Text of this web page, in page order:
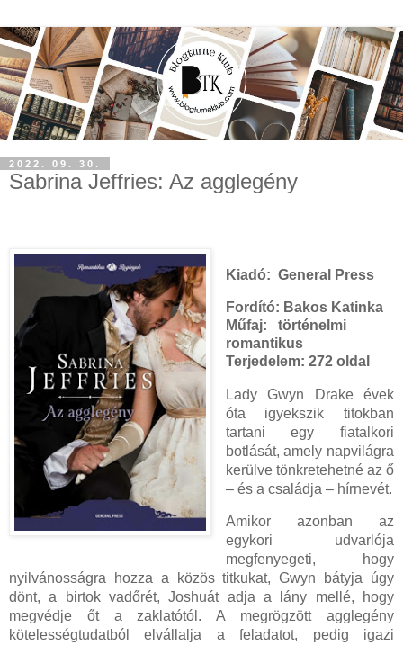
2022. 09. 30.
Sabrina Jeffries: Az agglegény
Kiadó: General Press
Fordító: Bakos Katinka
Műfaj: történelmi
romantikus
Terjedelem: 272 oldal
Lady Gwyn Drake évek
óta igyekszik titokban
tartani egy fiatalkori
botlását, amely napvilágra
kerülve tönkretehetné az ő
– és a családja – hírnevét.
Amikor azonban az
egykori udvarlója
megfenyegeti, hogy
nyilvánosságra hozza a közös titkukat, Gwyn bátyja úgy
dönt, a birtok vadőrét, Joshuát adja a lány mellé, hogy
megvédje őt a zaklatótól. A megrögzött agglegény
kötelességtudatból elvállalja a feladatot, pedig igazi